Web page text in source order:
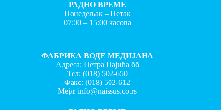
РАДНО ВРЕМЕ
Понедељак – Петак
07:00 – 15:00 часова
ФАБРИКА ВОДЕ МЕДИЈАНА
Адреса: Петра Пајића бб
Тел: (018) 502-650
Факс:(018) 502-612
Мејл:info@naissus.co.rs